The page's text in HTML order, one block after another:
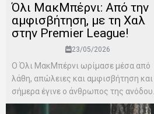
Όλι ΜακΜπέρνι: Aπό την
αμφισβήτηση, με τη Χαλ
στην Premier League!
23/05/2026
Ο Όλι ΜακΜπέρνι ωρίμασε μέσα από
λάθη, απώλειες και αμφισβήτηση και
σήμερα έγινε ο άνθρωπος της ανόδου...